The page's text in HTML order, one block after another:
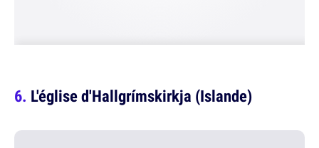
L'église d'Hallgrímskirkja (Islande)